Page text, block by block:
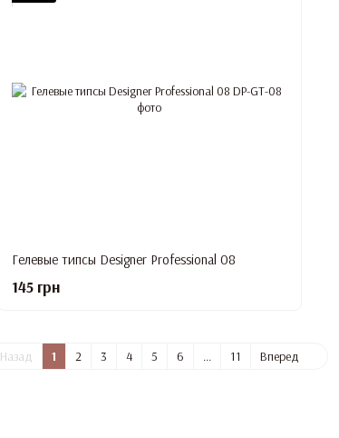
Гелевые типсы Designer Professional 08
145 грн
Назад 1 2 3 4 5 6 ... 11 Вперед